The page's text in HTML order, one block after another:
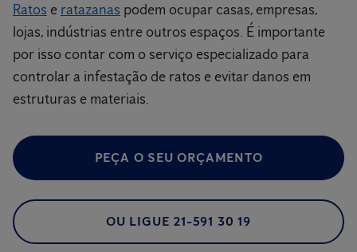
Ratos e ratazanas podem ocupar casas, empresas,
lojas, indústrias entre outros espaços. É importante
por isso contar com o serviço especializado para
controlar a infestação de ratos e evitar danos em
estruturas e materiais.
PEÇA O SEU ORÇAMENTO
OU LIGUE 21-591 30 19